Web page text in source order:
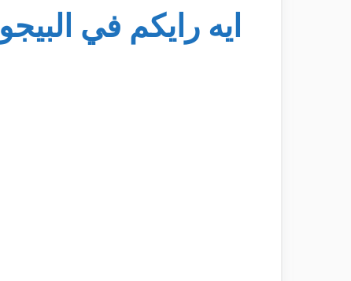
ايه رايكم في البيجو 2008